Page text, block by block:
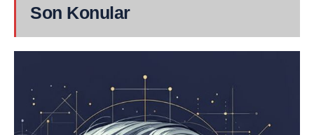
Son Konular